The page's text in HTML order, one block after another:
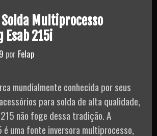
35mm
220V
Multiprocesso
Esab 215i
por Felap
mundialmente conhecida por seus
para solda de alta qualidade,
não foge dessa tradição. A
uma fonte inversora multiprocesso,